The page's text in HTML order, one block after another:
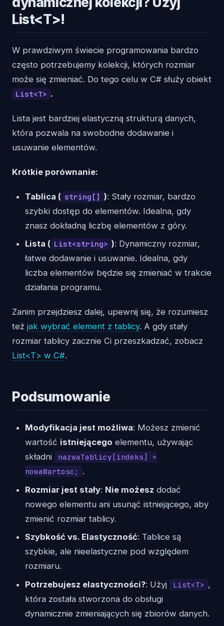
List<T>!
W prawdziwym świecie programowania bardzo
często potrzebujemy kolekcji, których rozmiar
może się zmieniać. Do tego celu w C# służy obiekt
List<T> .
Lista jest bardziej elastyczną strukturą danych,
która pozwala na swobodne dodawanie i
usuwanie elementów.
Krótkie porównanie:
Tablica ( string[] ): Stały rozmiar, bardzo
szybki dostęp do elementów. Idealna, gdy
znasz dokładną liczbę elementów z góry.
Lista ( List<string> ): Dynamiczny rozmiar,
łatwe dodawanie i usuwanie. Idealna, gdy
liczba elementów będzie się zmieniać w trakcie
działania programu.
Zanim przejdziesz dalej, upewnij się, że rozumiesz
też jak wybrać element z tablicy. A gdy stały
rozmiar tablicy zacznie Ci przeszkadzać, zobacz
List<T> w C#.
Podsumowanie
Modyfikacja jest możliwa: Możesz zmienić
wartość istniejącego elementu, używając
składni
nazwaTablicy[indeks] =
nowaWartosc;
.
Rozmiar jest stały: Nie możesz dodać
nowego elementu ani usunąć istniejącego, aby
zmienić rozmiar tablicy.
Szybkość vs. Elastyczność: Tablice są
szybkie, ale nieelastyczne pod względem
rozmiaru.
Potrzebujesz elastyczności?: Użyj List<T> ,
która została stworzona do obsługi
dynamicznie zmieniających się zbiorów danych.